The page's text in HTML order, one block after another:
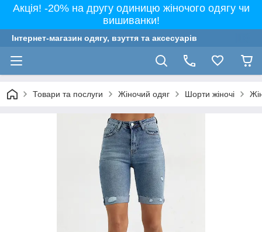
Акція! -20% на другу одиницю жіночого одягу чи
вишиванки!
Інтернет-магазин одягу, взуття та аксесуарів
Товари та послуги Жіночий одяг Шорти жіночі